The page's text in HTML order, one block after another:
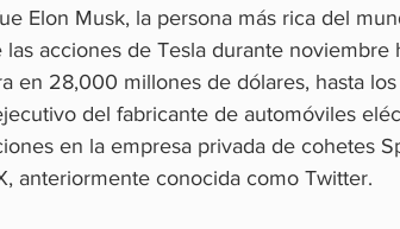
Elon Musk, la persona más rica del
las acciones de Tesla durante
en 28,000 millones de dólares, hasta
del fabricante de automóviles
en la empresa privada de cohetes
anteriormente conocida como Twitter.